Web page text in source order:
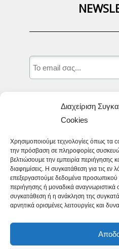
Διαχείριση
Cookies
Χρησιμοποιούμε τεχνολογίες όπως τα
την πρόσβαση σε πληροφορίες
βελτιώσουμε την εμπειρία περιήγησης
διαφημίσεις. Η συγκατάθεση για τις εν
επεξεργαστούμε δεδομένα
περιήγησης ή μοναδικά αναγνωριστικά
συγκατάθεση ή η ανάκληση της
αρνητικά ορισμένες λειτουργίες και
προκειμένου να
προσφορές της
δηλώνω ότι
Χρήσης.*